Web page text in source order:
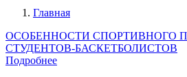
Строка
навигации
Главная
ОСОБЕННОСТИ СПОРТИВНОГО
СТУДЕНТОВ-БАСКЕТБОЛИСТОВ
Подробнее